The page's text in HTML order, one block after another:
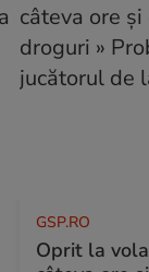
GSP.RO
Oprit la